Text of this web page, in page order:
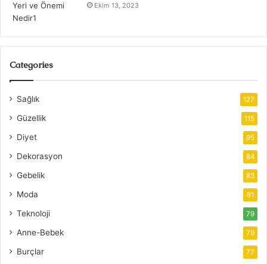
Ekim 13, 2023
Categories
Sağlık 127
Güzellik 115
Diyet 95
Dekorasyon 84
Gebelik 83
Moda 81
Teknoloji 79
Anne-Bebek 79
Burçlar 77